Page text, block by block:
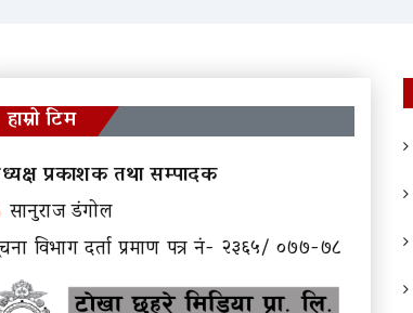
हाम्रो टिम
प्रकाशक तथा सम्पादक
सानुराज डंगोल
विभाग दर्ता प्रमाण पत्र नं- २३६५/ ०७७-७८